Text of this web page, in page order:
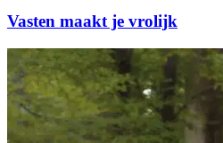
Vasten maakt je vrolijk